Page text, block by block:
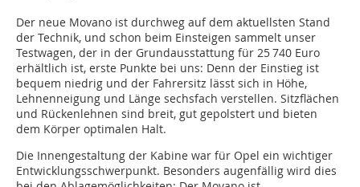
Der neue Movano ist durchweg auf dem aktuellsten Stand
der Technik, und schon beim Einsteigen sammelt unser
Testwagen, der in der Grundausstattung für 25 740 Euro
erhältlich ist, erste Punkte bei uns: Denn der Einstieg ist
bequem niedrig und der Fahrersitz lässt sich in Höhe,
Lehnenneigung und Länge sechsfach verstellen. Sitzflächen
und Rückenlehnen sind breit, gut gepolstert und bieten
dem Körper optimalen Halt.
Die Innengestaltung der Kabine war für Opel ein wichtiger
Entwicklungsschwerpunkt. Besonders augenfällig wird dies